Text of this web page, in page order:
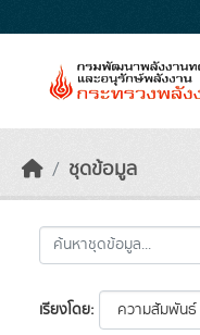
ชุดข้อมูล
เรียงโดย